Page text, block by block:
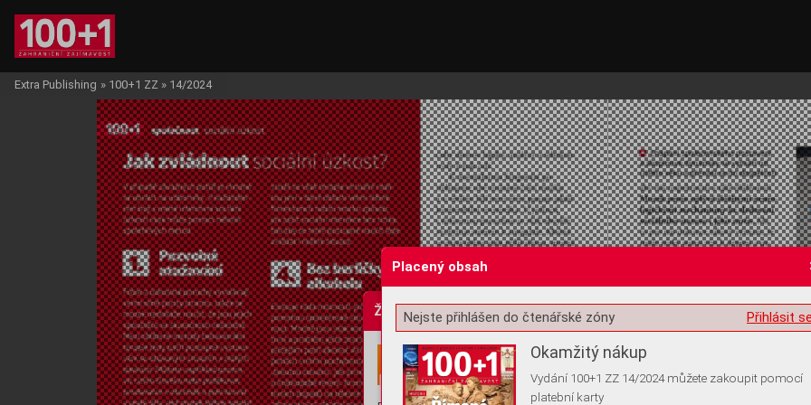
Žádost o souhlas s ukládáním volitelných informací
Extra Publishing » 100+1 ZZ » 14/2024
Placený obsah
Přihlásit
Nejste přihlášen do čtenářské zóny
Okamžitý nákup
Vydání 100+1 ZZ 14/2024 můžete zakoupit pomocí
platební karty